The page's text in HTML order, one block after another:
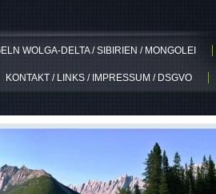
WOLGA-DELTA / SIBIRIEN / MONGOLEI
KONTAKT / LINKS / IMPRESSUM / DSGVO